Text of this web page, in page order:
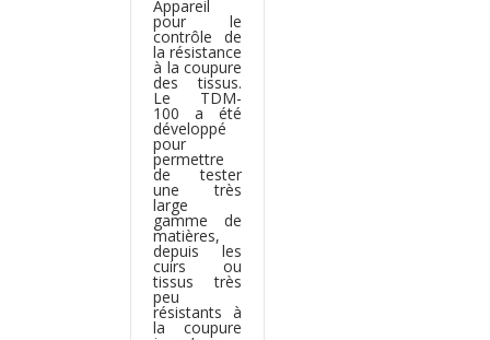
Appareil
pour le
contrôle de
la résistance
à la coupure
des tissus.
Le TDM-
100 a été
développé
pour
permettre
de tester
une très
large
gamme de
matières,
depuis les
cuirs ou
tissus très
peu
résistants à
la coupure